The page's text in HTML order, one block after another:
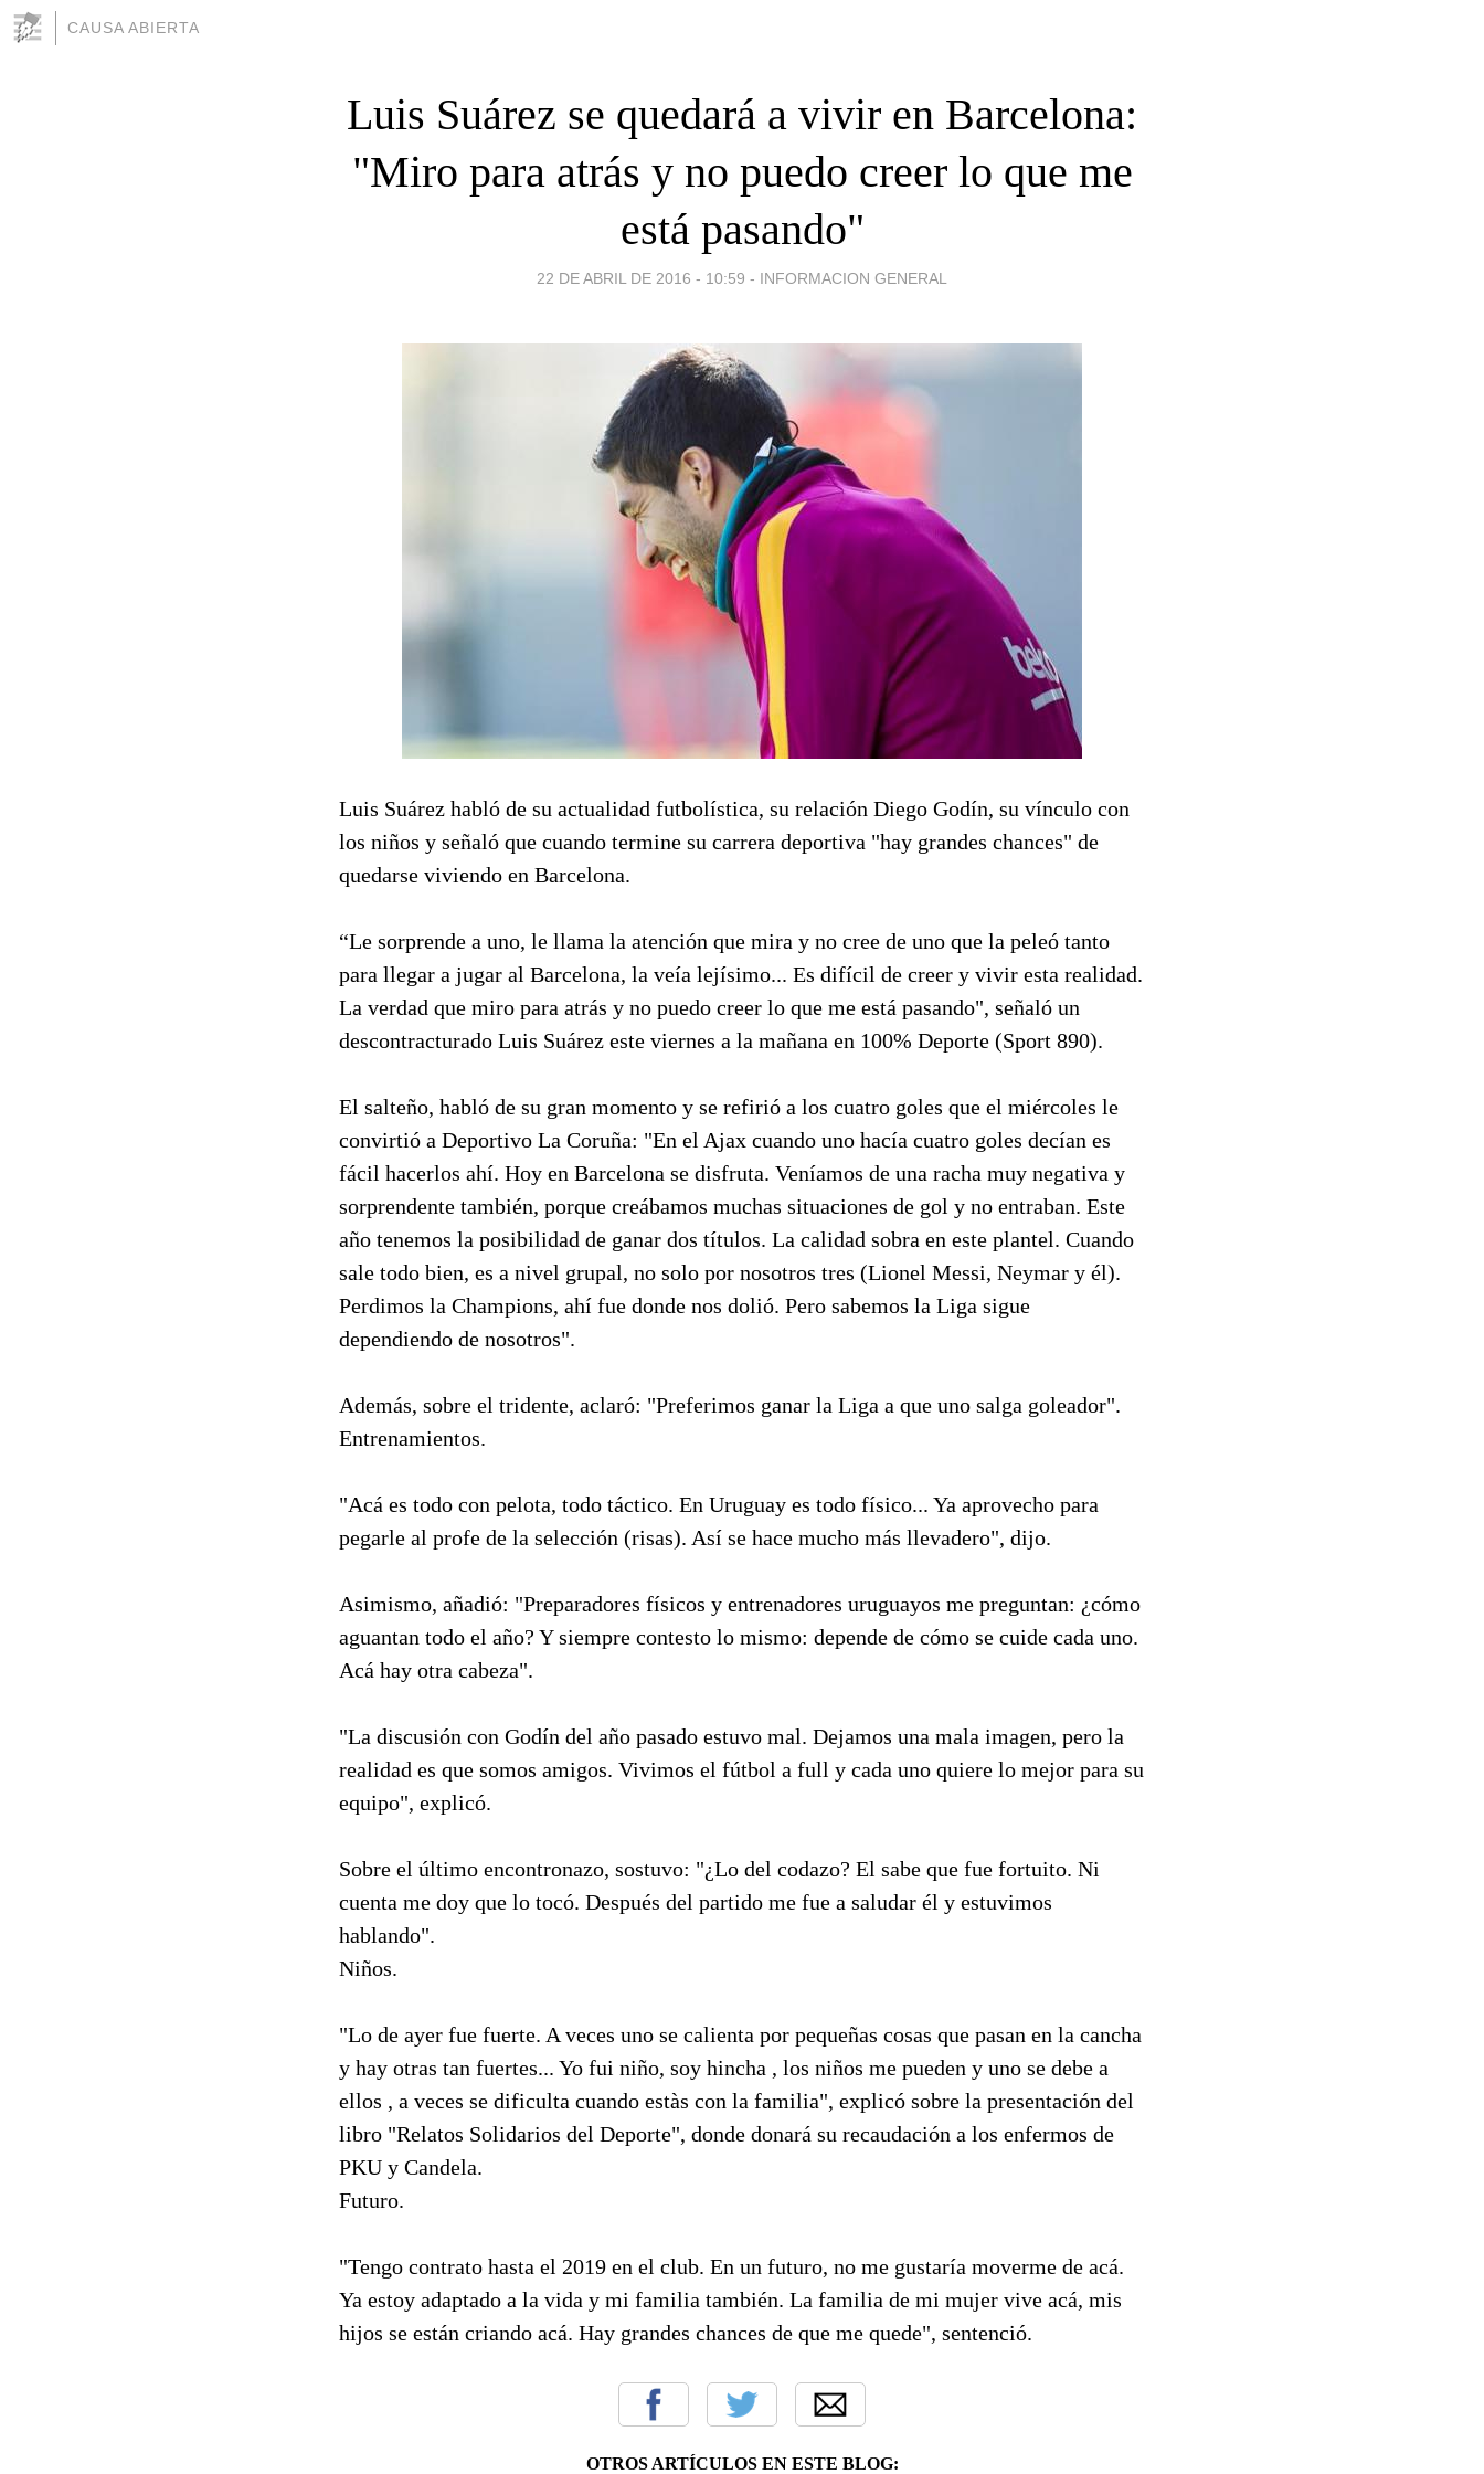
CAUSA ABIERTA
Luis Suárez se quedará a vivir en Barcelona:
"Miro para atrás y no puedo creer lo que me
está pasando"
22 DE ABRIL DE 2016 - 10:59 - INFORMACION GENERAL
Luis Suárez habló de su actualidad futbolística, su relación Diego Godín, su vínculo con
los niños y señaló que cuando termine su carrera deportiva "hay grandes chances" de
quedarse viviendo en Barcelona.
“Le sorprende a uno, le llama la atención que mira y no cree de uno que la peleó tanto
para llegar a jugar al Barcelona, la veía lejísimo... Es difícil de creer y vivir esta realidad.
La verdad que miro para atrás y no puedo creer lo que me está pasando", señaló un
descontracturado Luis Suárez este viernes a la mañana en 100% Deporte (Sport 890).
El salteño, habló de su gran momento y se refirió a los cuatro goles que el miércoles le
convirtió a Deportivo La Coruña: "En el Ajax cuando uno hacía cuatro goles decían es
fácil hacerlos ahí. Hoy en Barcelona se disfruta. Veníamos de una racha muy negativa y
sorprendente también, porque creábamos muchas situaciones de gol y no entraban. Este
año tenemos la posibilidad de ganar dos títulos. La calidad sobra en este plantel. Cuando
sale todo bien, es a nivel grupal, no solo por nosotros tres (Lionel Messi, Neymar y él).
Perdimos la Champions, ahí fue donde nos dolió. Pero sabemos la Liga sigue
dependiendo de nosotros".
Además, sobre el tridente, aclaró: "Preferimos ganar la Liga a que uno salga goleador".
Entrenamientos.
"Acá es todo con pelota, todo táctico. En Uruguay es todo físico... Ya aprovecho para
pegarle al profe de la selección (risas). Así se hace mucho más llevadero", dijo.
Asimismo, añadió: "Preparadores físicos y entrenadores uruguayos me preguntan: ¿cómo
aguantan todo el año? Y siempre contesto lo mismo: depende de cómo se cuide cada uno.
Acá hay otra cabeza".
"La discusión con Godín del año pasado estuvo mal. Dejamos una mala imagen, pero la
realidad es que somos amigos. Vivimos el fútbol a full y cada uno quiere lo mejor para su
equipo", explicó.
Sobre el último encontronazo, sostuvo: "¿Lo del codazo? El sabe que fue fortuito. Ni
cuenta me doy que lo tocó. Después del partido me fue a saludar él y estuvimos
hablando".
Niños.
"Lo de ayer fue fuerte. A veces uno se calienta por pequeñas cosas que pasan en la cancha
y hay otras tan fuertes... Yo fui niño, soy hincha , los niños me pueden y uno se debe a
ellos , a veces se dificulta cuando estàs con la familia", explicó sobre la presentación del
libro "Relatos Solidarios del Deporte", donde donará su recaudación a los enfermos de
PKU y Candela.
Futuro.
"Tengo contrato hasta el 2019 en el club. En un futuro, no me gustaría moverme de acá.
Ya estoy adaptado a la vida y mi familia también. La familia de mi mujer vive acá, mis
hijos se están criando acá. Hay grandes chances de que me quede", sentenció.
OTROS ARTÍCULOS EN ESTE BLOG: